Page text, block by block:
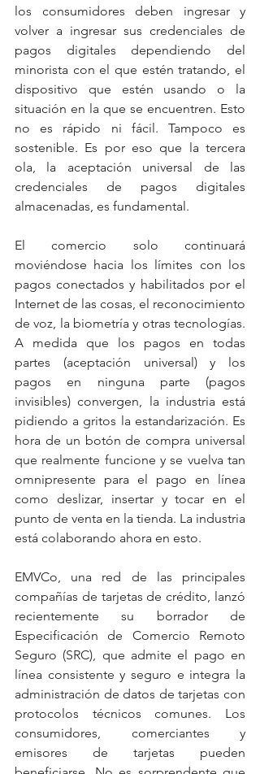
los consumidores deben ingresar y
volver a ingresar sus credenciales de
pagos digitales dependiendo del
minorista con el que estén tratando, el
dispositivo que estén usando o la
situación en la que se encuentren. Esto
no es rápido ni fácil. Tampoco es
sostenible. Es por eso que la tercera
ola, la aceptación universal de las
credenciales de pagos digitales
almacenadas, es fundamental.
El comercio solo continuará
moviéndose hacia los límites con los
pagos conectados y habilitados por el
Internet de las cosas, el reconocimiento
de voz, la biometría y otras tecnologías.
A medida que los pagos en todas
partes (aceptación universal) y los
pagos en ninguna parte (pagos
invisibles) convergen, la industria está
pidiendo a gritos la estandarización. Es
hora de un botón de compra universal
que realmente funcione y se vuelva tan
omnipresente para el pago en línea
como deslizar, insertar y tocar en el
punto de venta en la tienda. La industria
está colaborando ahora en esto.
EMVCo, una red de las principales
compañías de tarjetas de crédito, lanzó
recientemente su borrador de
Especificación de Comercio Remoto
Seguro (SRC), que admite el pago en
línea consistente y seguro e integra la
administración de datos de tarjetas con
protocolos técnicos comunes. Los
consumidores, comerciantes y
emisores de tarjetas pueden